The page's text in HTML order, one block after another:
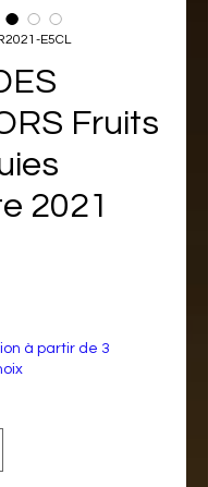
E5CL
Fruits
2021
à partir de 3